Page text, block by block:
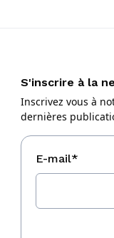
S'inscrire à la
Inscrivez vous à
dernières
E-mail*